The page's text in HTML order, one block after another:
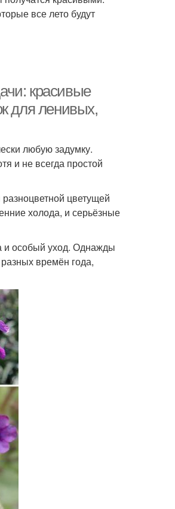
все лето будут
красивые
для ленивых,
любую задумку.
и не всегда простой
цветущей
холода, и серьёзные
и особый уход. Однажды
времён года,